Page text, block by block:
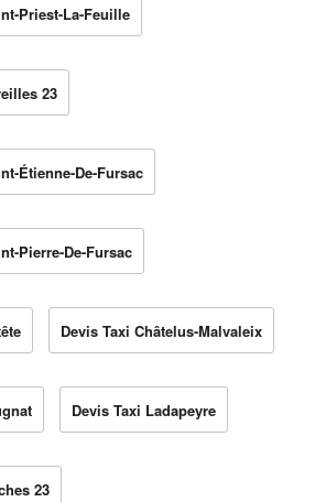
Priest-La-Feuille
23
Étienne-De-Fursac
Pierre-De-Fursac
Devis Taxi Châtelus-Malvaleix
Devis Taxi Ladapeyre
23